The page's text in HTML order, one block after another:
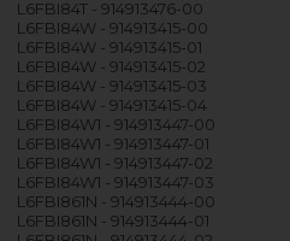
L6FBI84T - 914913476-00
L6FBI84W - 914913415-00
L6FBI84W - 914913415-01
L6FBI84W - 914913415-02
L6FBI84W - 914913415-03
L6FBI84W - 914913415-04
L6FBI84W1 - 914913447-00
L6FBI84W1 - 914913447-01
L6FBI84W1 - 914913447-02
L6FBI84W1 - 914913447-03
L6FBI861N - 914913444-00
L6FBI861N - 914913444-01